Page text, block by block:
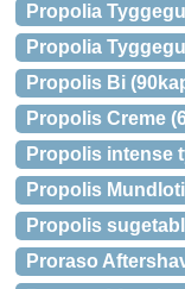
Propolia
Propolia
Propolis Bi
Propolis Creme
Propolis intense
Propolis
Propolis
Proraso